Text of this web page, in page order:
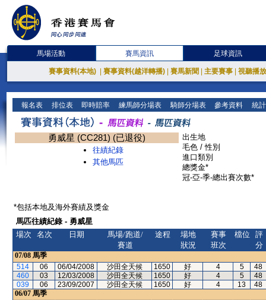
馬場活動 賽馬資訊 足球資訊
賽事資料(本地) 賽事資料(越洋轉播) 賽馬新聞 主要賽事 視聽播
報名表 排位表 即時賠率 練馬師分場表 騎師分場表 參考資料 統
勇威星 (CC281) (已退役)
往績紀錄
其他馬匹
出生地
毛色 / 性別
進口類別
總獎金*
冠-亞-季-總出賽次數*
*包括本地及海外賽績及獎金
馬匹往績紀錄 - 勇威星
場次
名次 日期
馬場/跑道/
賽道
途程
場地
狀況
賽事
班次
檔位
評
分
07/08 馬季
514
06 06/04/2008 沙田全天候 1650 好 4 5
48
460
03 12/03/2008 沙田全天候 1650 好 4 5
48
039
06 23/09/2007 沙田全天候 1650 好 4 13
48
06/07 馬季